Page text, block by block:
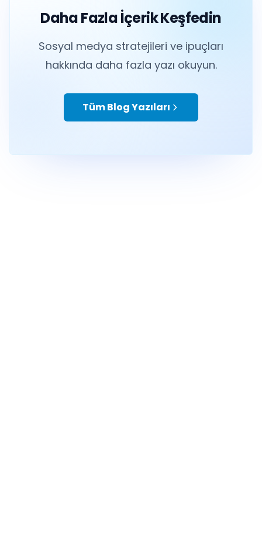
Daha Fazla İçerik Keşfedin
Sosyal medya stratejileri ve ipuçları
hakkında daha fazla yazı okuyun.
Tüm Blog Yazıları